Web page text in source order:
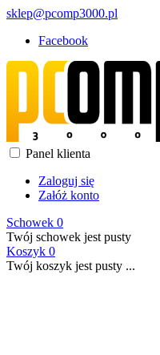
sklep@pcomp3000.pl
Facebook
Panel klienta
Zaloguj się
Załóż konto
Schowek 0
Twój schowek jest pusty
Koszyk 0
Twój koszyk jest pusty ...